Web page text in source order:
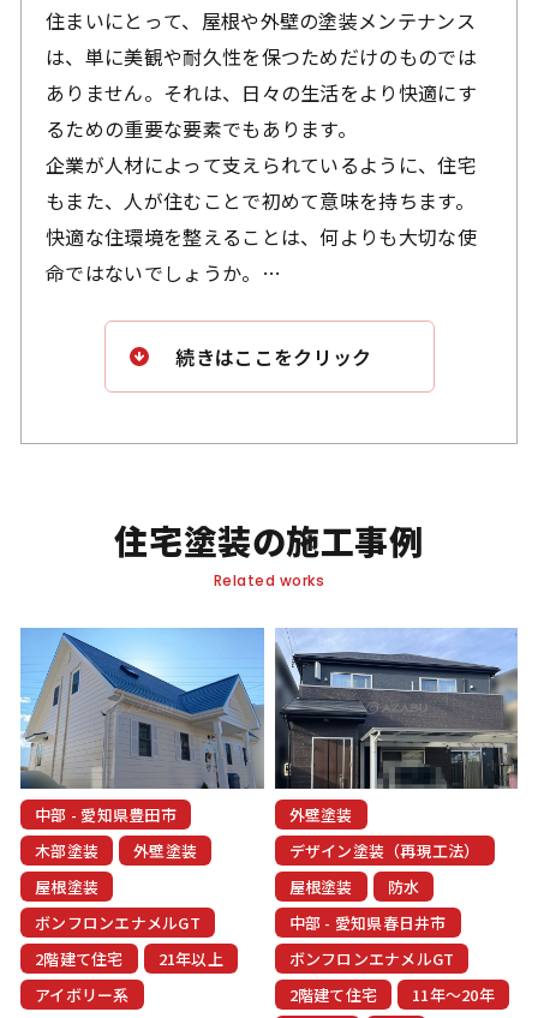
ンテナンスが欠かせません。
屋根や外壁の塗装を定期的に施すことは、住宅の
寿命を大幅に延ばし、子や孫へと引き継ぐ100年住
宅を実現するための必須条件と言えるでしょう。
今後、住宅の長寿命化に向けた塗装メンテナンス
の重要性は、ますます広く認識されていくと考え
られます。
住まいにとって、屋根や外壁の塗装メンテナンス
は、単に美観や耐久性を保つためだけのものでは
ありません。それは、日々の生活をより快適にす
るための重要な要素でもあります。
企業が人材によって支えられているように、住宅
もまた、人が住むことで初めて意味を持ちます。
快適な住環境を整えることは、何よりも大切な使
命ではないでしょうか。
人生の中で最も大きな買い物の一つである「我が
しみ、快適に過ごすことは、何よりも大切なこと
住まいを維持することで、心豊かに暮らすことが
できるでしょう。
続きはここをクリック
住宅塗装の施工事例
Related works
中部 - 愛知県豊田市
木部塗装
外壁塗装
屋根塗装
ボンフロンエナメルGT
2階建て住宅
21年以上
アイボリー系
外壁塗装
デザイン塗装（再現工法）
屋根塗装
防水
中部 - 愛知県春日井市
ボンフロンエナメルGT
2階建て住宅
11年〜20年